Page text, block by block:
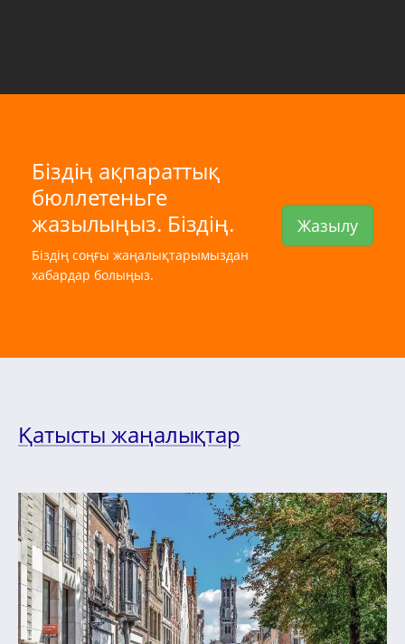
Біздің ақпараттық
бюллетеньге
жазылыңыз. Біздің.
Біздің соңғы жаңалықтарымыздан
хабардар болыңыз.
Жазылу
Қатысты жаңалықтар